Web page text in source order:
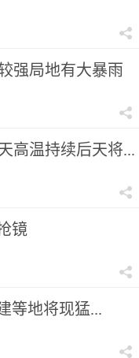
强局地有大暴雨
高温持续后天将...
镜
等地将现猛...